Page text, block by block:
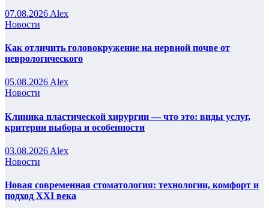
07.08.2026 Alex
Новости
Как отличить головокружение на нервной почве от
неврологического
05.08.2026 Alex
Новости
Клиника пластической хирургии — что это: виды услуг,
критерии выбора и особенности
03.08.2026 Alex
Новости
Новая современная стоматология: технологии, комфорт и
подход XXI века